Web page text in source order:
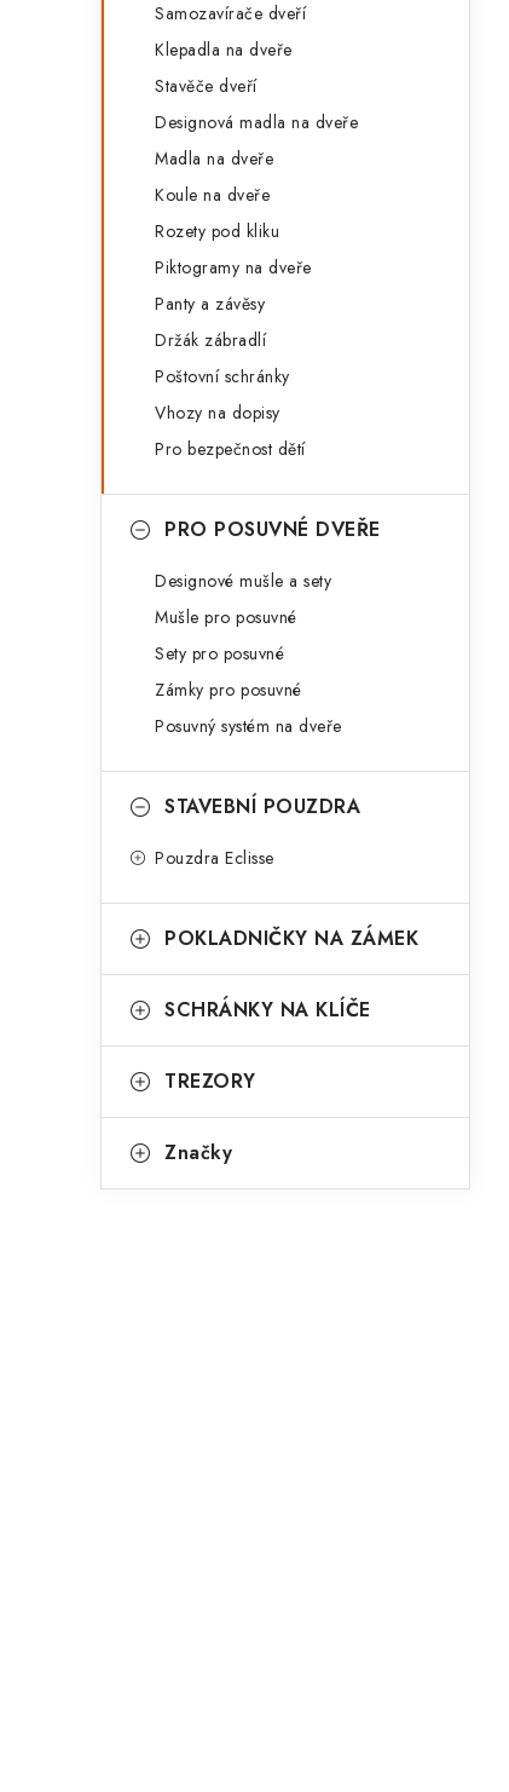
Samozavírače dveří
Klepadla na dveře
Stavěče dveří
Designová madla na dveře
Madla na dveře
Koule na dveře
Rozety pod kliku
Piktogramy na dveře
Panty a závěsy
Držák zábradlí
Poštovní schránky
Vhozy na dopisy
Pro bezpečnost dětí
PRO POSUVNÉ DVEŘE
Designové mušle a sety
Mušle pro posuvné
Sety pro posuvné
Zámky pro posuvné
Posuvný systém na dveře
STAVEBNÍ POUZDRA
Pouzdra Eclisse
POKLADNIČKY NA ZÁMEK
SCHRÁNKY NA KLÍČE
TREZORY
Značky